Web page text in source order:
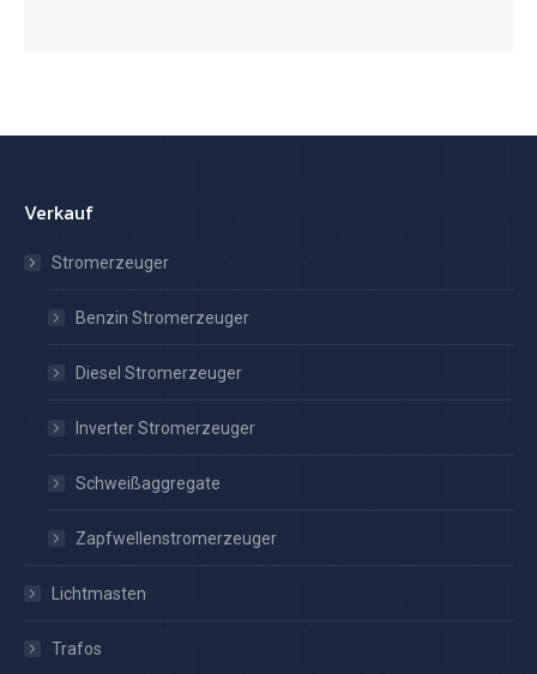
Verkauf
Stromerzeuger
Benzin Stromerzeuger
Diesel Stromerzeuger
Inverter Stromerzeuger
Schweißaggregate
Zapfwellenstromerzeuger
Lichtmasten
Trafos